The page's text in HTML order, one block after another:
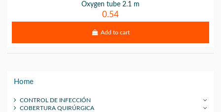
Oxygen tube 2.1 m
0.54
Add to cart
Home
CONTROL DE INFECCIÓN
COBERTURA QUIRÚRGICA